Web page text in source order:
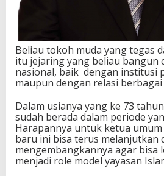
Beliau tokoh muda yang tegas
itu jejaring yang beliau bangun
nasional, baik dengan institusi
maupun dengan relasi
Dalam usianya yang ke 73
sudah berada dalam periode
Harapannya untuk ketua
baru ini bisa terus melanjutkan
mengembangkannya agar bisa
menjadi role model yayasan